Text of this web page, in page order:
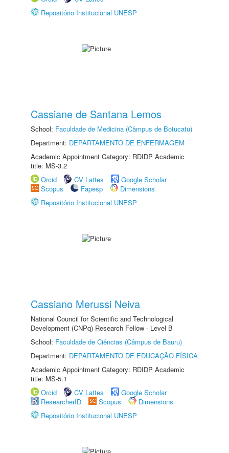
Repositório Institucional UNESP
Cassiane de Santana Lemos
School: Faculdade de Medicina (Câmpus de Botucatu)
Department: DEPARTAMENTO DE ENFERMAGEM
Academic Appointment Category: RDIDP Academic
title: MS-3.2
Orcid
CV Lattes
Google Scholar
Scopus
Fapesp
Dimensions
Repositório Institucional UNESP
Cassiano Merussi Neiva
National Council for Scientific and Technological
Development (CNPq) Research Fellow - Level B
School: Faculdade de Ciências (Câmpus de Bauru)
Department: DEPARTAMENTO DE EDUCAÇÃO FÍSICA
Academic Appointment Category: RDIDP Academic
title: MS-5.1
Orcid
CV Lattes
Google Scholar
ResearcherID
Scopus
Dimensions
Repositório Institucional UNESP